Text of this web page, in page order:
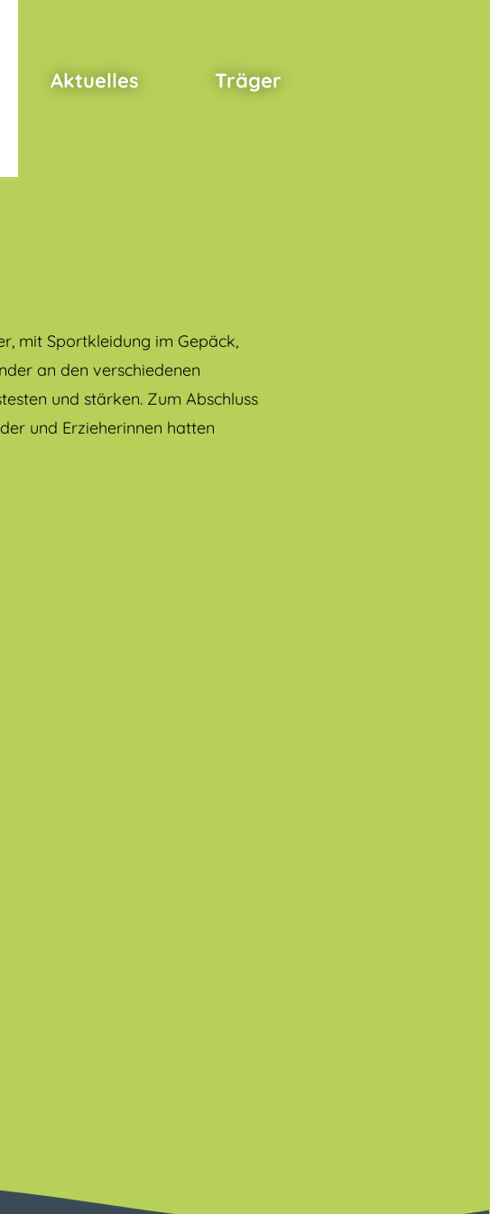
Aktuelles Träger
mit Sportkleidung im Gepäck,
an den verschiedenen
und stärken. Zum Abschluss
und Erzieherinnen hatten